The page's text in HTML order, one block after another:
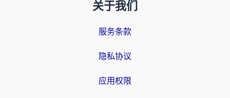
关于我们
服务条款
隐私协议
应用权限